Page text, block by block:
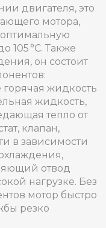
двигателя, это
мотора,
105 °C. Также
, он состоит
жидкость
жидкость,
тепло от
, клапан,
в зависимости
,
отвод
нагрузке. Без
мотор быстро
резко